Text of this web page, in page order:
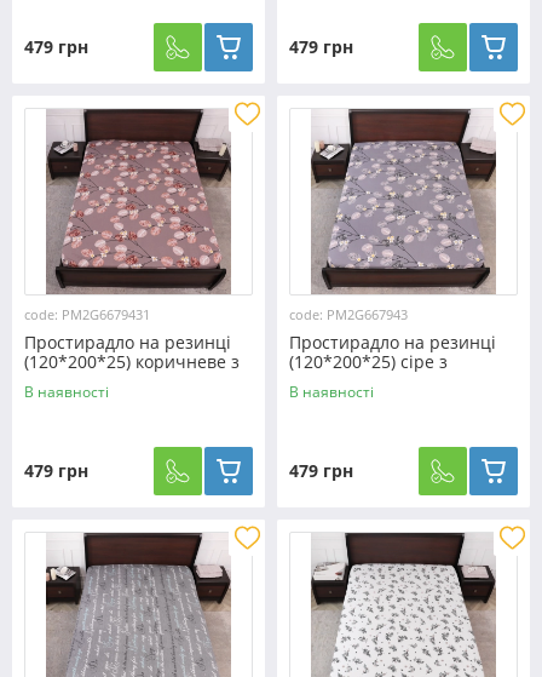
479 грн 479 грн
code: PM2G6679431
Простирадло на резинці
(120*200*25) коричневе з
рослинним принтом
№6679431
В наявності
479 грн
code: PM2G667943
Простирадло на резинці
(120*200*25) сіре з
рослинним принтом
№667943
В наявності
479 грн